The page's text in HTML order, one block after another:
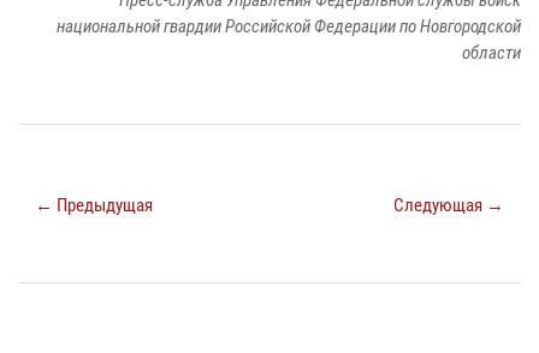
национальной гвардии Российской Федерации по Новгородской
области
← Предыдущая Следующая →